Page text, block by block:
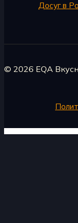
Досуг в
© 2026 EQA